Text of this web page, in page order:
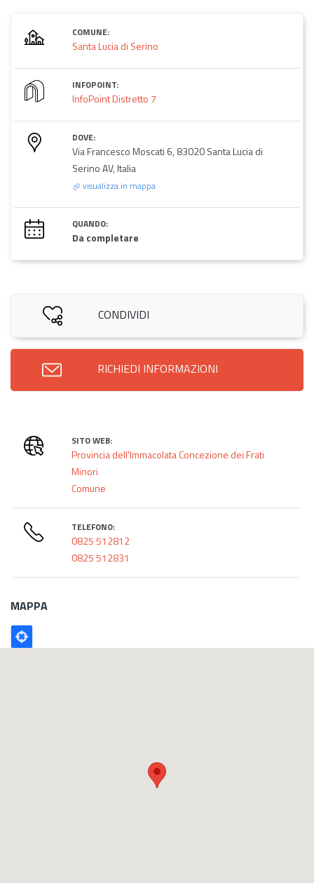
COMUNE:
Santa Lucia di Serino
INFOPOINT:
InfoPoint Distretto 7
DOVE:
Via Francesco Moscati 6, 83020 Santa Lucia di
Serino AV, Italia
visualizza in mappa
QUANDO:
Da completare
CONDIVIDI
RICHIEDI INFORMAZIONI
SITO WEB:
Provincia dell'Immacolata Concezione dei Frati
Minori
Comune
TELEFONO:
0825 512812
0825 512831
MAPPA
Poligono
GEO